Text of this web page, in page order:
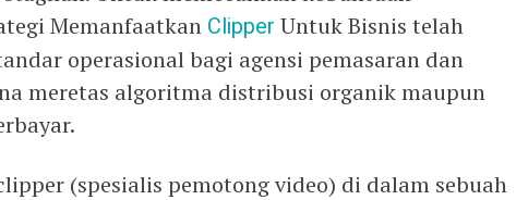
Memanfaatkan Clipper Untuk Bisnis telah
operasional bagi agensi pemasaran dan
meretas algoritma distribusi organik maupun
(spesialis pemotong video) di dalam sebuah